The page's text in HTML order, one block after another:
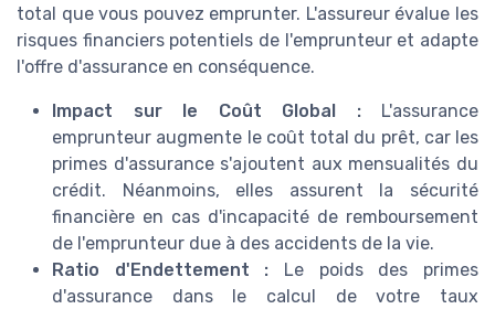
total que vous pouvez emprunter. L'assureur évalue les
risques financiers potentiels de l'emprunteur et adapte
l'offre d'assurance en conséquence.
Impact sur le Coût Global :L'assurance
emprunteur augmente le coût total du prêt, car les
primes d'assurance s'ajoutent aux mensualités du
crédit. Néanmoins, elles assurent la sécurité
financière en cas d'incapacité de remboursement
de l'emprunteur due à des accidents de la vie.
Ratio d'Endettement : Le poids des primes
d'assurance dans le calcul de votre taux